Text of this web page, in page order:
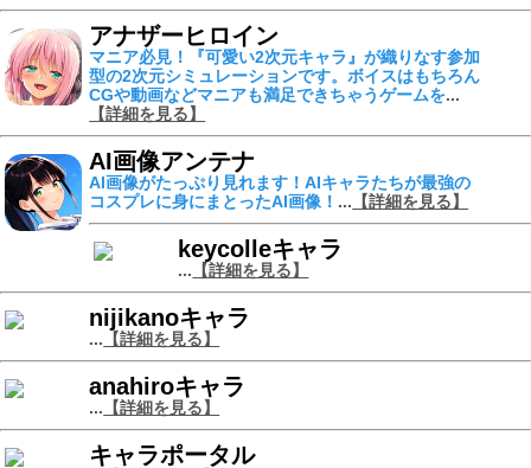
アナザーヒロイン
マニア必見！『可愛い2次元キャラ』が織りなす参加
型の2次元シミュレーションです。ボイスはもちろん
CGや動画などマニアも満足できちゃうゲームを...
【詳細を見る】
AI画像アンテナ
AI画像がたっぷり見れます！AIキャラたちが最強の
コスプレに身にまとったAI画像！ ... 【詳細を見る】
keycolleキャラ
... 【詳細を見る】
nijikanoキャラ
... 【詳細を見る】
anahiroキャラ
... 【詳細を見る】
キャラポータル